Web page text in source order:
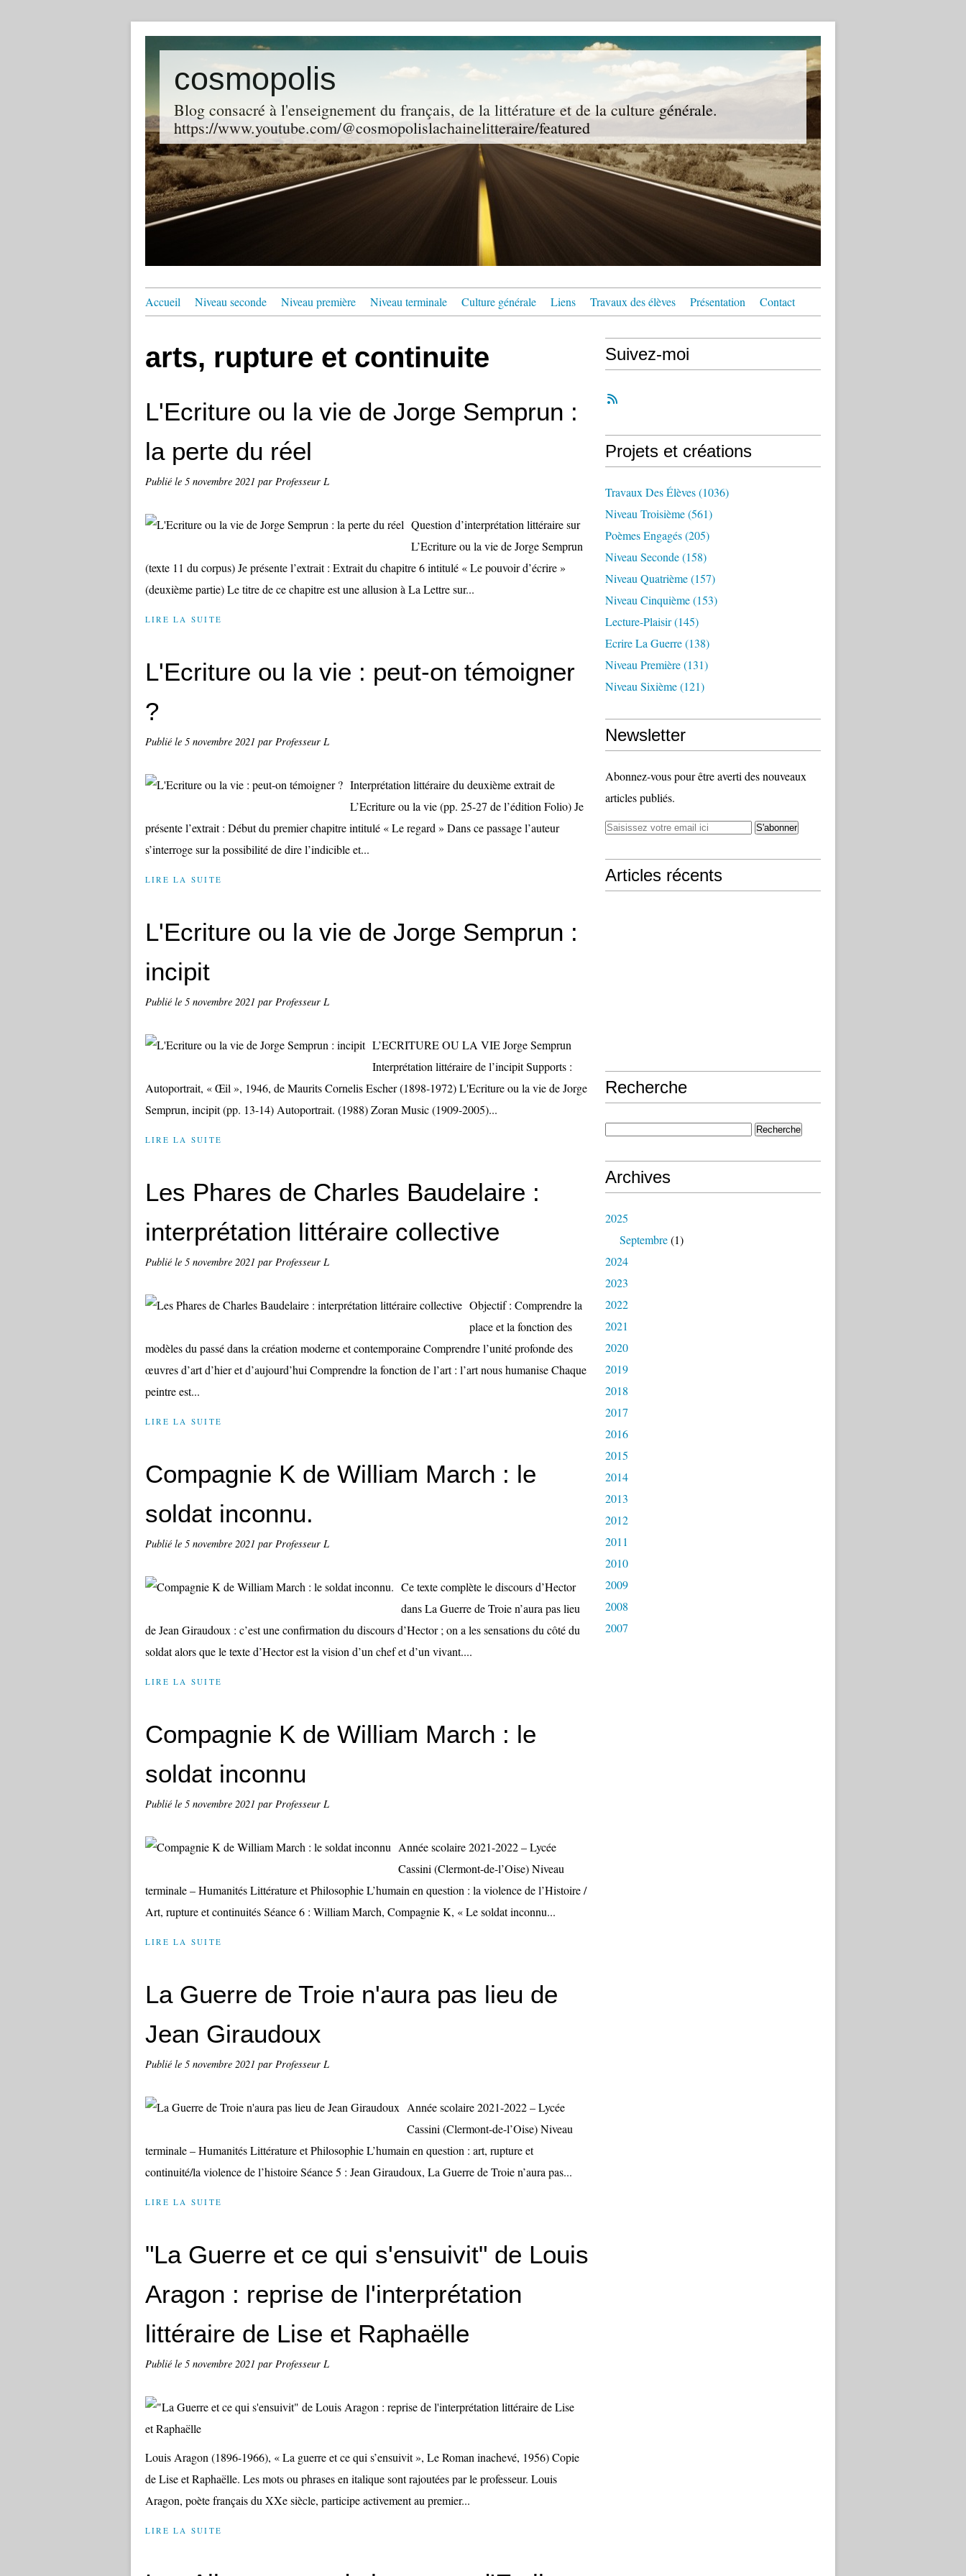
cosmopolis
Blog consacré à l'enseignement du français, de la littérature et de la culture générale.
https://www.youtube.com/@cosmopolislachainelitteraire/featured
Accueil Niveau seconde Niveau première Niveau terminale Culture générale Liens Travaux des élèves Présentation Contact
arts, rupture et continuite
L'Ecriture ou la vie de Jorge Semprun :
la perte du réel
Publié le 5 novembre 2021 par Professeur L
Question d’interprétation littéraire sur
L’Ecriture ou la vie de Jorge Semprun
(texte 11 du corpus) Je présente l’extrait : Extrait du chapitre 6 intitulé « Le pouvoir d’écrire »
(deuxième partie) Le titre de ce chapitre est une allusion à La Lettre sur...
LIRE LA SUITE
L'Ecriture ou la vie : peut-on témoigner
?
Publié le 5 novembre 2021 par Professeur L
Interprétation littéraire du deuxième extrait de
L’Ecriture ou la vie (pp. 25-27 de l’édition Folio) Je
présente l’extrait : Début du premier chapitre intitulé « Le regard » Dans ce passage l’auteur
s’interroge sur la possibilité de dire l’indicible et...
LIRE LA SUITE
L'Ecriture ou la vie de Jorge Semprun :
incipit
Publié le 5 novembre 2021 par Professeur L
L’ECRITURE OU LA VIE Jorge Semprun
Interprétation littéraire de l’incipit Supports :
Autoportrait, « Œil », 1946, de Maurits Cornelis Escher (1898-1972) L'Ecriture ou la vie de Jorge
Semprun, incipit (pp. 13-14) Autoportrait. (1988) Zoran Music (1909-2005)...
LIRE LA SUITE
Les Phares de Charles Baudelaire :
interprétation littéraire collective
Publié le 5 novembre 2021 par Professeur L
Objectif : Comprendre la
place et la fonction des
modèles du passé dans la création moderne et contemporaine Comprendre l’unité profonde des
œuvres d’art d’hier et d’aujourd’hui Comprendre la fonction de l’art : l’art nous humanise Chaque
peintre est...
LIRE LA SUITE
Compagnie K de William March : le
soldat inconnu.
Publié le 5 novembre 2021 par Professeur L
Ce texte complète le discours d’Hector
dans La Guerre de Troie n’aura pas lieu
de Jean Giraudoux : c’est une confirmation du discours d’Hector ; on a les sensations du côté du
soldat alors que le texte d’Hector est la vision d’un chef et d’un vivant....
LIRE LA SUITE
Compagnie K de William March : le
soldat inconnu
Publié le 5 novembre 2021 par Professeur L
Année scolaire 2021-2022 – Lycée
Cassini (Clermont-de-l’Oise) Niveau
terminale – Humanités Littérature et Philosophie L’humain en question : la violence de l’Histoire /
Art, rupture et continuités Séance 6 : William March, Compagnie K, « Le soldat inconnu...
LIRE LA SUITE
La Guerre de Troie n'aura pas lieu de
Jean Giraudoux
Publié le 5 novembre 2021 par Professeur L
Année scolaire 2021-2022 – Lycée
Cassini (Clermont-de-l’Oise) Niveau
terminale – Humanités Littérature et Philosophie L’humain en question : art, rupture et
continuité/la violence de l’histoire Séance 5 : Jean Giraudoux, La Guerre de Troie n’aura pas...
LIRE LA SUITE
"La Guerre et ce qui s'ensuivit" de Louis
Aragon : reprise de l'interprétation
littéraire de Lise et Raphaëlle
Publié le 5 novembre 2021 par Professeur L
Louis Aragon (1896-1966), « La guerre et ce qui s’ensuivit », Le Roman inachevé, 1956) Copie
de Lise et Raphaëlle. Les mots ou phrases en italique sont rajoutées par le professeur. Louis
Aragon, poète français du XXe siècle, participe activement au premier...
LIRE LA SUITE
Suivez-moi
Projets et créations
Travaux Des Élèves(1036)
Niveau Troisième(561)
Poèmes Engagés(205)
Niveau Seconde(158)
Niveau Quatrième(157)
Niveau Cinquième(153)
Lecture-Plaisir(145)
Ecrire La Guerre(138)
Niveau Première(131)
Niveau Sixième(121)
Newsletter
Abonnez-vous pour être averti des nouveaux
articles publiés.
Articles récents
Recherche
Archives
2025
Septembre(1)
2024
2023
2022
2021
2020
2019
2018
2017
2016
2015
2014
2013
2012
2011
2010
2009
2008
2007